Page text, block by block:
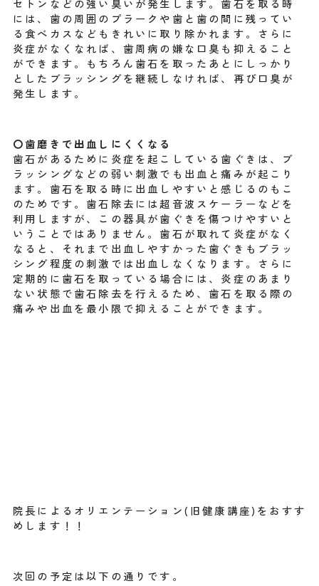
セトンなどの強い臭いが発生します。歯石を取る時
には、歯の周囲のプラークや歯と歯の間に残ってい
る食べカスなどもきれいに取り除かれます。さらに
炎症がなくなれば、歯周病の嫌な口臭も抑えること
ができます。もちろん歯石を取ったあとにしっかり
としたブラッシングを継続しなければ、再び口臭が
発生します。
〇歯磨きで出血しにくくなる
歯石があるために炎症を起こしている歯ぐきは、ブ
ラッシングなどの弱い刺激でも出血と痛みが起こり
ます。歯石を取る時に出血しやすいと感じるのもこ
のためです。歯石除去には超音波スケーラーなどを
利用しますが、この器具が歯ぐきを傷つけやすいと
いうことではありません。歯石が取れて炎症がなく
なると、それまで出血しやすかった歯ぐきもブラッ
シング程度の刺激では出血しなくなります。さらに
定期的に歯石を取っている場合には、炎症のあまり
ない状態で歯石除去を行えるため、歯石を取る際の
痛みや出血を最小限で抑えることができます。
院長によるオリエンテーション(旧健康講座)をおすす
めします！！
次回の予定は以下の通りです。